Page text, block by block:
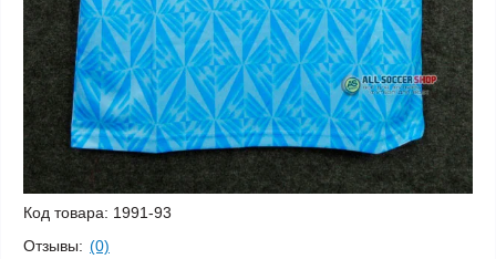
Код товара: 1991-93
Отзывы: (0)